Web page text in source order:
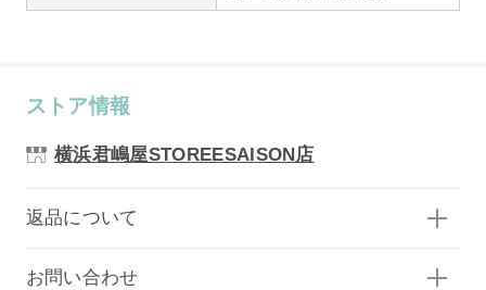
ストア情報
横浜君嶋屋STOREESAISON店
返品について
お問い合わせ